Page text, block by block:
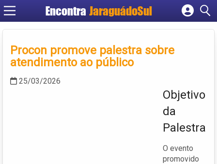
Encontra JaraguádoSul
Cadastrar empresa
Criar conta
Procon promove palestra sobre
atendimento ao público
25/03/2026
Objetivo
da
Palestra
O evento
promovido